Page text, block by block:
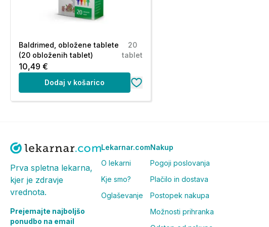
Baldrimed, obložene tablete
(20 obloženih tablet)
20
tablet
10,49 €
Dodaj v košarico
Prva spletna lekarna,
kjer je zdravje
vrednota.
Prejemajte najboljšo
ponudbo na email
Lekarnar.com
O lekarni
Kje smo?
Oglaševanje
Nakup
Pogoji poslovanja
Plačilo in dostava
Postopek nakupa
Možnosti prihranka